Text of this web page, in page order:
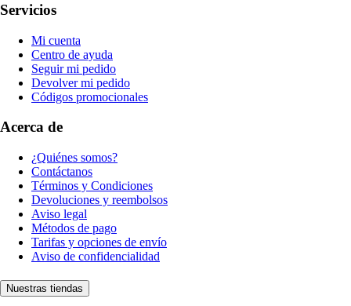
Servicios
Mi cuenta
Centro de ayuda
Seguir mi pedido
Devolver mi pedido
Códigos promocionales
Acerca de
¿Quiénes somos?
Contáctanos
Términos y Condiciones
Devoluciones y reembolsos
Aviso legal
Métodos de pago
Tarifas y opciones de envío
Aviso de confidencialidad
Nuestras tiendas